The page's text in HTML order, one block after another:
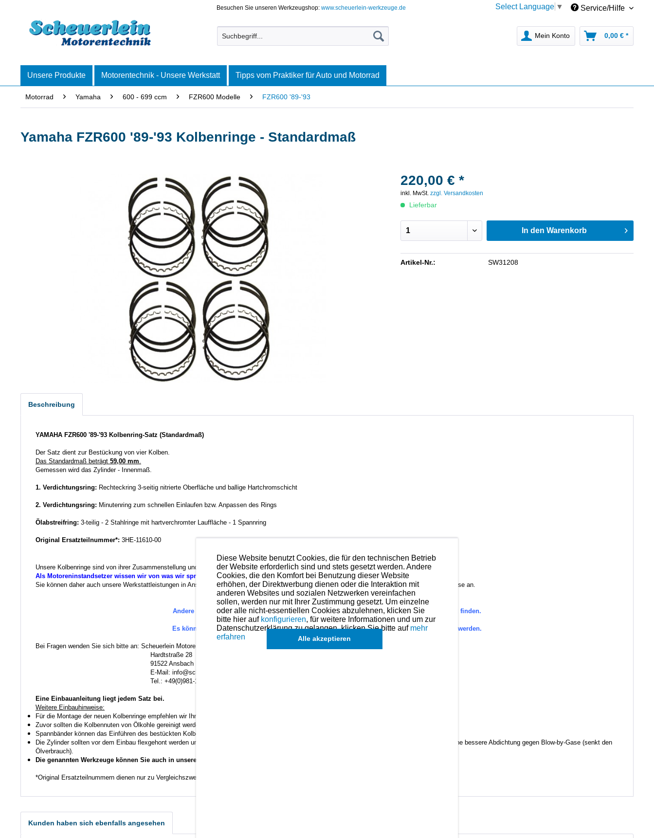
Besuchen Sie unseren Werkzeugshop:www.scheuerlein-werkzeuge.de Select Language ▼ Service/Hilfe
Mein Konto 0,00 € *
Unsere Produkte Motorentechnik - Unsere Werkstatt Tipps vom Praktiker für Auto und Motorrad
Motorrad Yamaha 600 - 699 ccm FZR600 Modelle FZR600 '89-'93
Yamaha FZR600 '89-'93 Kolbenringe - Standardmaß
220,00 € *
inkl. MwSt.zzgl. Versandkosten
Lieferbar
In den Warenkorb
Artikel-Nr.: SW31208
Beschreibung
YAMAHA FZR600 '89-'93 Kolbenring-Satz (Standardmaß)
Der Satz dient zur Bestückung von vier Kolben.
Das Standardmaß beträgt 59,00 mm.
Gemessen wird das Zylinder - Innenmaß.
1. Verdichtungsring: Rechteckring 3-seitig nitrierte Oberfläche und ballige Hartchromschicht
2. Verdichtungsring: Minutenring zum schnellen Einlaufen bzw. Anpassen des Rings
Ölabstreifring: 3-teilig - 2 Stahlringe mit hartverchromter Lauffläche - 1 Spannring
Original Ersatzteilnummer*: 3HE-11610-00
Unsere Kolbenringe sind von ihrer Zusammenstellung und der Qualität mit das technisch Beste, was es aktuell am Markt gibt.
Als Motoreninstandsetzer wissen wir von was wir sprechen.
Sie können daher auch unsere Werkstattleistungen in Anspruch nehmen. Preise hierzu finden Sie links in der Kategorien-Übersicht oder fragen Sie diese an.
Andere Ersatzteile für dieses Modell sind (falls vorhanden) in der übergeordneten Kategorie zu finden.
Es können auchSätze für einzelne Kolben, in Ausnahmefällen aucheinzelne Ringe,angefragt werden.
Bei Fragen wenden Sie sich bitte an: Scheuerlein Motorentechnik
Hardtstraße 28
91522 Ansbach
E-Mail: info@scheuerlein.de
Tel.: +49(0)981-17554
Eine Einbauanleitung liegt jedem Satz bei.
Weitere Einbauhinweise:
Für die Montage der neuen Kolbenringe empfehlen wir Ihnen eine Kolbenringzange zu verwenden.
Zuvor sollten die Kolbennuten von Ölkohle gereinigt werden auch hierfür gibt es ein Werkzeug.
Spannbänder können das Einführen des bestückten Kolbens in den Zylinder erleichtern.
Die Zylinder sollten vor dem Einbau flexgehont werden um den Kreuzschliff wieder einzubringen. Dies ermöglicht eine bessere Ölhaftung und somit eine bessere Abdichtung gegen Blow-by-Gase (senkt den
Ölverbrauch).
Die genannten Werkzeuge können Sie auch in unserem Shop finden.
*Original Ersatzteilnummern dienen nur zu Vergleichszwecken.
Kunden haben sich ebenfalls angesehen
Diese Website benutzt Cookies, die für den technischen Betrieb
der Website erforderlich sind und stets gesetzt werden. Andere
Cookies, die den Komfort bei Benutzung dieser Website
erhöhen, der Direktwerbung dienen oder die Interaktion mit
anderen Websites und sozialen Netzwerken vereinfachen
sollen, werden nur mit Ihrer Zustimmung gesetzt. Um einzelne
oder alle nicht-essentiellen Cookies abzulehnen, klicken Sie
bitte hier auf konfigurieren, für weitere Informationen und um zur
Datenschutzerklärung zu gelangen, klicken Sie bitte auf mehr
erfahren
Alle akzeptieren